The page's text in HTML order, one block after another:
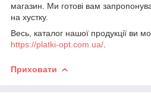
магазин. Ми готові вам
на хустку.
Весь, каталог нашої продукції ви
https://platki-opt.com.ua/
Приховати